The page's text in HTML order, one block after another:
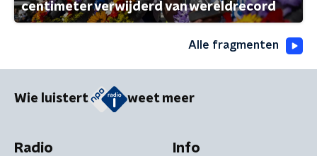
centimeter verwijderd van wereldrecord
Alle fragmenten
Wie luistert weet meer
Radio Info